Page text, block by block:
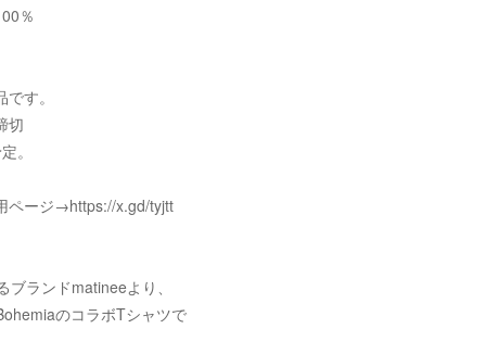
％
す。
切
。
ページ→https://x.gd/tyjtt
ブランドmatineeより、
のコラボTシャツで